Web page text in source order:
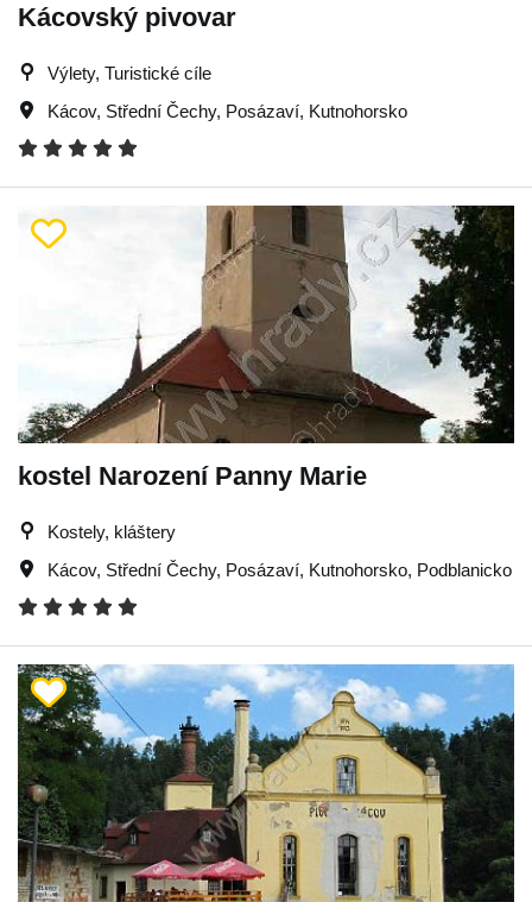
Kácovský pivovar
Výlety, Turistické cíle
Kácov, Střední Čechy, Posázaví, Kutnohorsko
kostel Narození Panny Marie
Kostely, kláštery
Kácov, Střední Čechy, Posázaví, Kutnohorsko, Podblanicko